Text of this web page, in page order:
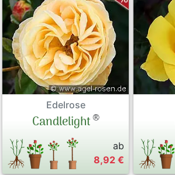
Edelrose
Candlelight®
ab
8,92 €